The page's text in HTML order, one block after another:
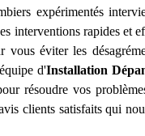
expérimentés
interventions rapides et
éviter les
d'Installation
résoudre vos
clients satisfaits qui